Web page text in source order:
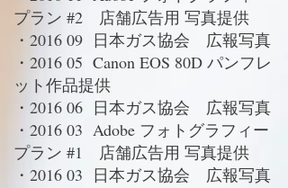
プラン #2 店舗広告用 写真提供
・2016 09 日本ガス協会 広報写真
・2016 05 Canon EOS 80D パンフレ
ット作品提供
・2016 06 日本ガス協会 広報写真
・2016 03 Adobe フォトグラフィー
プラン #1 店舗広告用 写真提供
・2016 03 日本ガス協会 広報写真